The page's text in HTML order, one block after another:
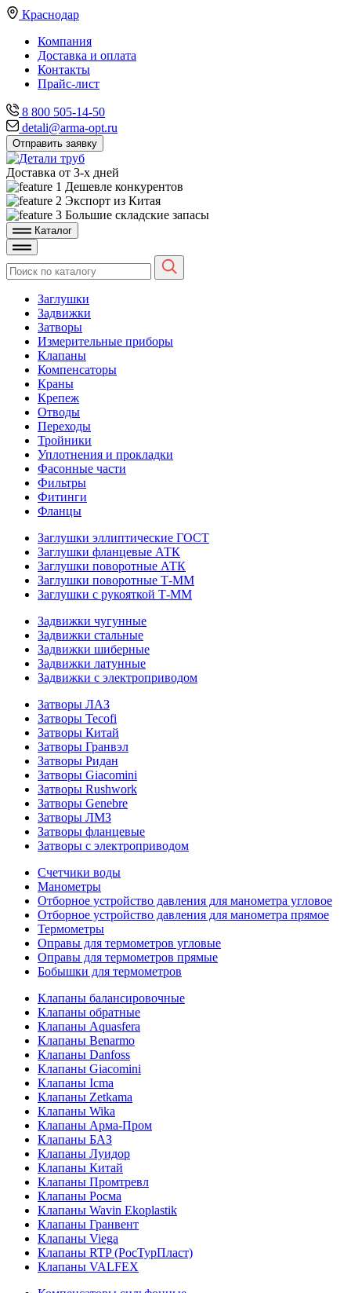
Краснодар
Компания
Доставка и оплата
Контакты
Прайс-лист
8 800 505-14-50
detali@arma-opt.ru
Отправить заявку
Доставка от 3-х дней
Дешевле конкурентов
Экспорт из Китая
Большие складские запасы
Каталог
Заглушки
Задвижки
Затворы
Измерительные приборы
Клапаны
Компенсаторы
Краны
Крепеж
Отводы
Переходы
Тройники
Уплотнения и прокладки
Фасонные части
Фильтры
Фитинги
Фланцы
Заглушки эллиптические ГОСТ
Заглушки фланцевые АТК
Заглушки поворотные АТК
Заглушки поворотные Т-ММ
Заглушки с рукояткой Т-ММ
Задвижки чугунные
Задвижки стальные
Задвижки шиберные
Задвижки латунные
Задвижки с электроприводом
Затворы ЛАЗ
Затворы Tecofi
Затворы Китай
Затворы Гранвэл
Затворы Ридан
Затворы Giacomini
Затворы Rushwork
Затворы Genebre
Затворы ЛМЗ
Затворы фланцевые
Затворы с электроприводом
Счетчики воды
Манометры
Отборное устройство давления для манометра угловое
Отборное устройство давления для манометра прямое
Термометры
Оправы для термометров угловые
Оправы для термометров прямые
Бобышки для термометров
Клапаны балансировочные
Клапаны обратные
Клапаны Aquasfera
Клапаны Benarmo
Клапаны Danfoss
Клапаны Giacomini
Клапаны Icma
Клапаны Zetkama
Клапаны Wika
Клапаны Арма-Пром
Клапаны БАЗ
Клапаны Луидор
Клапаны Китай
Клапаны Промтревл
Клапаны Росма
Клапаны Wavin Ekoplastik
Клапаны Гранвент
Клапаны Viega
Клапаны RTP (РосТурПласт)
Клапаны VALFEX